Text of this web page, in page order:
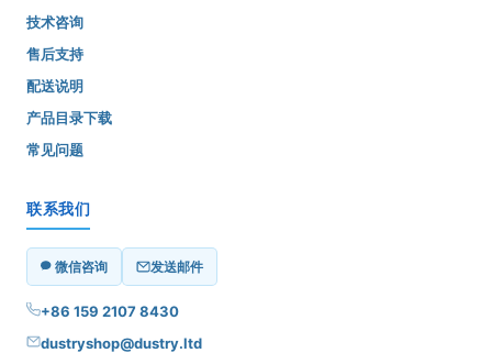
技术咨询
售后支持
配送说明
产品目录下载
常见问题
联系我们
微信咨询 发送邮件
+86 159 2107 8430
dustryshop@dustry.ltd